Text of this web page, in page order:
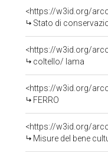
<https://w3id.org/
Stato di
<https://w3id.org/
coltello/ lama
<https://w3id.org/
FERRO
<https://w3id.org/
Misure del bene